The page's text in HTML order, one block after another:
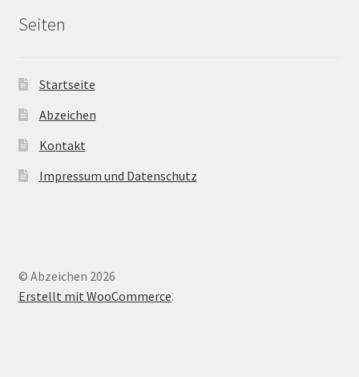
Seiten
Startseite
Abzeichen
Kontakt
Impressum und Datenschutz
© Abzeichen 2026
Erstellt mit WooCommerce.